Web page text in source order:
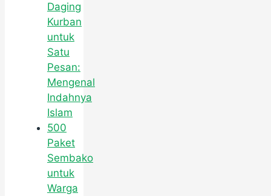
Daging
Kurban
untuk
Satu
Pesan:
Mengenal
Indahnya
Islam
500
Paket
Sembako
untuk
Warga